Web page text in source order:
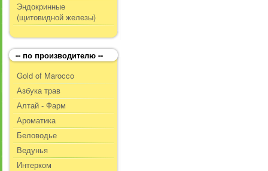
Эндокринные
(щитовидной железы)
-- по производителю --
Gold of Marocco
Азбука трав
Алтай - Фарм
Ароматика
Беловодье
Ведунья
Интерком